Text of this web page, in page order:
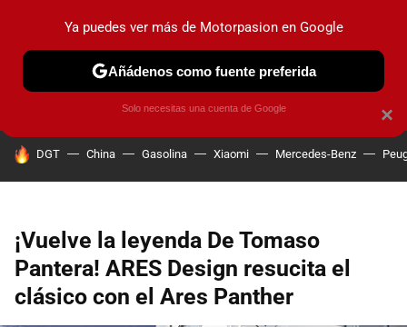
PRUEBAS COCHES ELÉCTRICOS OBSERVATORIO
HOY SE HABLA DE
DGT China Gasolina Xiaomi Mercedes-Benz
¡Vuelve la leyenda De Tomaso
Pantera! ARES Design resucita el
clásico con el Ares Panther
×
Ya puedes ver más de Motorpasion en Google
Añádenos como fuente preferida
Solo necesitas una cuenta de Google